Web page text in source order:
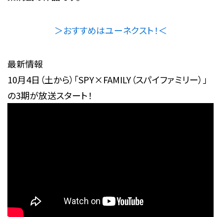
＞おすすめはユーネクスト！＜
最新情報
10月4日（土から）「SPY×FAMILY（スパイファミリー）」
の3期が放送スタート！